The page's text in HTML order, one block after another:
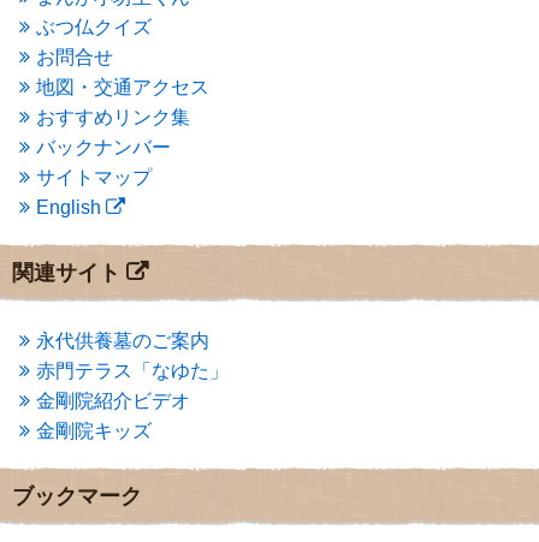
2015年2月(3)
2015年1月(1)
2014年12月
2014年9月(1)
2014年5月 (1)
2014年4月
2014年1月(1)
2013年11月 (4)
2013年10月
2013年8月
(7)
2013年7月
(7)
2013年5月(13)
2013年4月(1)
2013年3月 (4)
2013年2月(6)
2013年1月(6)
2012年12月(7)
2012年11月(7)
2012年10月
ぶつ仏クイズ
お問合せ
地図・交通アクセス
おすすめリンク集
バックナンバー
サイトマップ
English
関連サイト
永代供養墓のご案内
赤門テラス「なゆた」
金剛院紹介ビデオ
金剛院キッズ
ブックマーク